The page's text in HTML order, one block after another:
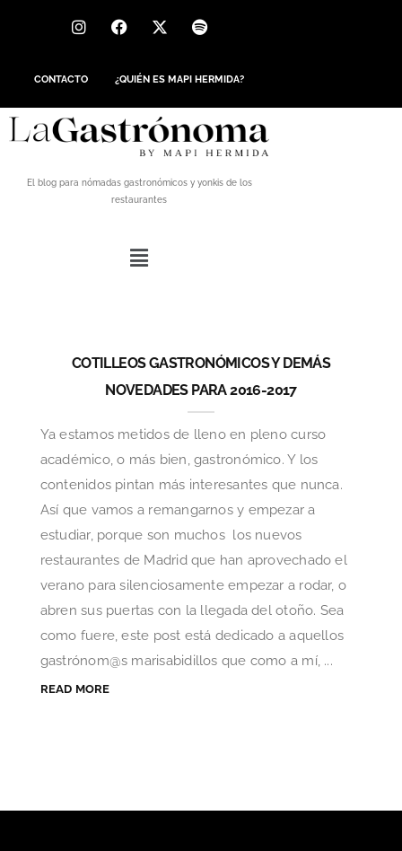
CONTACTO ¿QUIÉN ES MAPI HERMIDA?
El blog para nómadas gastronómicos y yonkis de los
restaurantes
COTILLEOS GASTRONÓMICOS Y DEMÁS
NOVEDADES PARA 2016-2017
Ya estamos metidos de lleno en pleno curso
académico, o más bien, gastronómico. Y los
contenidos pintan más interesantes que nunca.
Así que vamos a remangarnos y empezar a
estudiar, porque son muchos los nuevos
restaurantes de Madrid que han aprovechado el
verano para silenciosamente empezar a rodar, o
abren sus puertas con la llegada del otoño. Sea
como fuere, este post está dedicado a aquellos
gastrónom@s marisabidillos que como a mí, ...
READ MORE